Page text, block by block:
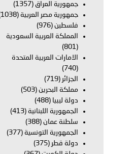
الأميريين معالي النائب الأول لرئيس مجلس
العام..
أعمال الاجتماع الثالث عشر للجنة رؤساء الاتحادات
جمهورية العراق (1357)
جمهورية مصر العربية (1038)
فلسطين(976)
المملكة العربية السعودية
(801)
الامارات العربية المتحدة
(740)
الجزائر (719)
مملكة البحرين (503)
دولة ليبيا (488)
الجمهورية اللبنانية (413)
سلطنة عمان (388)
الجمهورية التونسية (377)
دولة قطر (375)